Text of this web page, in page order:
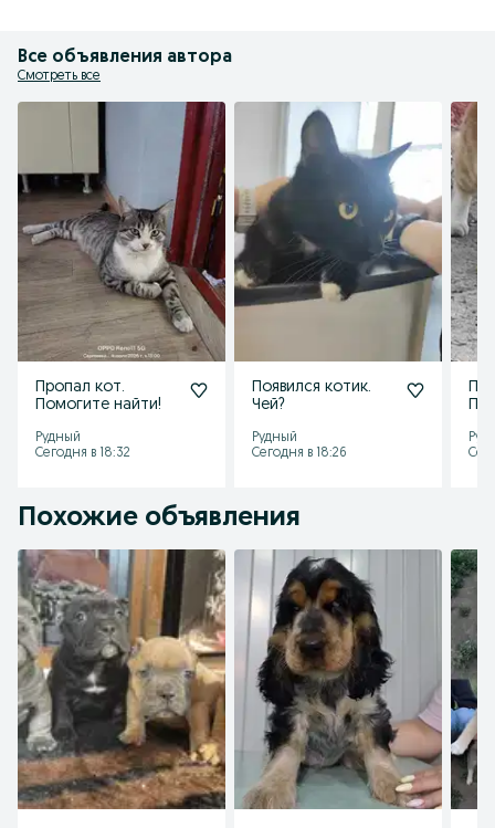
Все объявления автора
Смотреть все
Пропал кот.
Помогите найти!
Рудный
Сегодня в 18:32
Появился котик.
Чей?
Рудный
Сегодня в 18:26
Похожие объявления